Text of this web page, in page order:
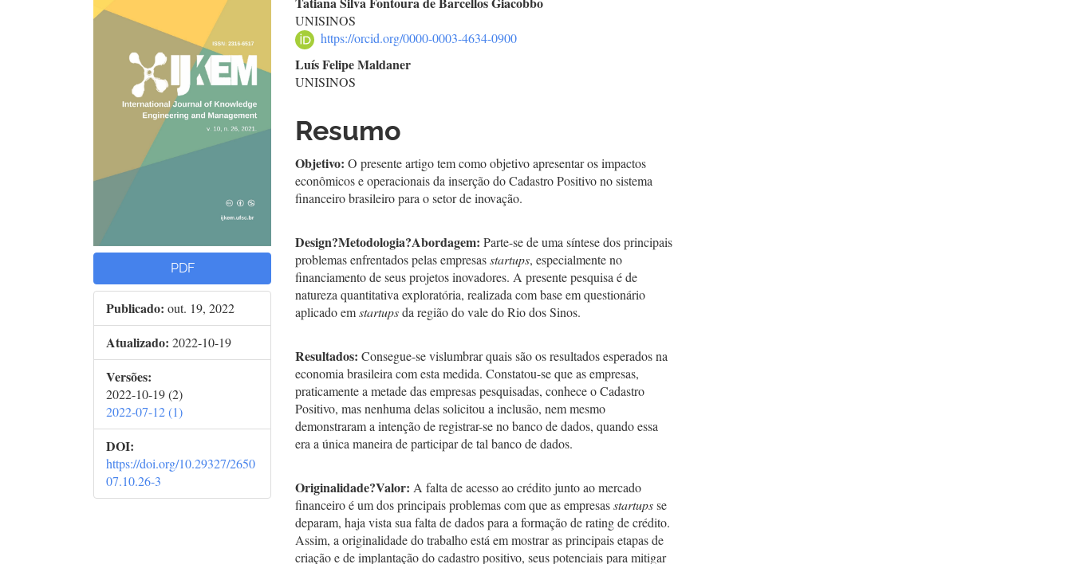
Barra
lateral
artigos
PDF
Publicado: out. 19, 2022
Atualizado: 2022-10-19
Versões:
2022-10-19 (2)
2022-07-12 (1)
DOI:
https://doi.org/10.29327/2650
07.10.26-3
Conteúdo
do
artigo
principal
UNISINOS
https://orcid.org/0000-0003-4634-0900
Luís Felipe Maldaner
UNISINOS
Resumo
Objetivo:O presente artigo tem como objetivo apresentar os impactos
econômicos e operacionais da inserção do Cadastro Positivo no sistema
financeiro brasileiro para o setor de inovação.
Design?Metodologia?Abordagem:Parte-se de uma síntese dos principais
problemas enfrentados pelas empresasstartups, especialmente no
financiamento de seus projetos inovadores. A presente pesquisa é de
natureza quantitativa exploratória, realizada com base em questionário
aplicado emstartupsda região do vale do Rio dos Sinos.
Resultados: Consegue-se vislumbrar quais são os resultados esperados na
economia brasileira com esta medida. Constatou-se que as empresas,
praticamente a metade das empresas pesquisadas, conhece o Cadastro
Positivo, mas nenhuma delas solicitou a inclusão, nem mesmo
demonstraram a intenção de registrar-se no banco de dados, quando essa
era a única maneira de participar de tal banco de dados.
Originalidade?Valor: A falta de acesso ao crédito junto ao mercado
financeiro é um dos principais problemas com que as empresasstartupsse
deparam, haja vista sua falta de dados para a formação de rating de crédito.
Assim, a originalidade do trabalho está em mostrar as principais etapas de
criação e de implantação do cadastro positivo, seus potenciais para mitigar